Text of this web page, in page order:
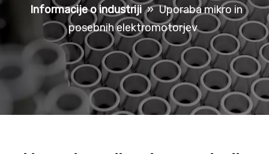
Informacije o industriji » Uporaba mikro in
posebnih elektromotorjev